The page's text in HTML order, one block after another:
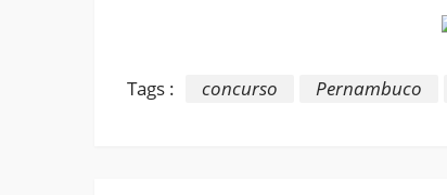
Tags : concurso Pernambuco